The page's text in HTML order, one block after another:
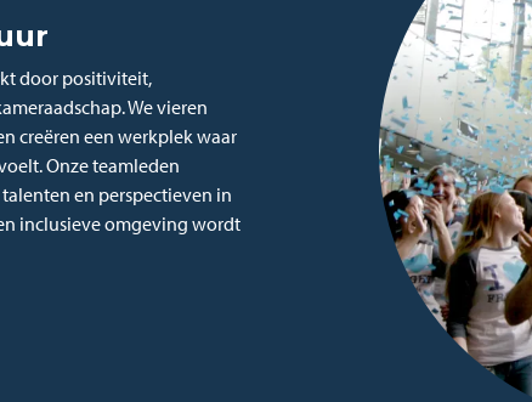
door positiviteit,
We vieren
creëren een werkplek waar
Onze teamleden
en perspectieven in
inclusieve omgeving wordt